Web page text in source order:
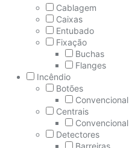
Cablagem
Caixas
Entubado
Fixação
Buchas
Flanges
Incêndio
Botões
Convencional
Centrais
Convencional
Detectores